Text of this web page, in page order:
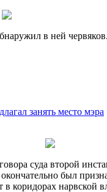
в ней
занять место мэра
суда второй
был
коридорах нарвской